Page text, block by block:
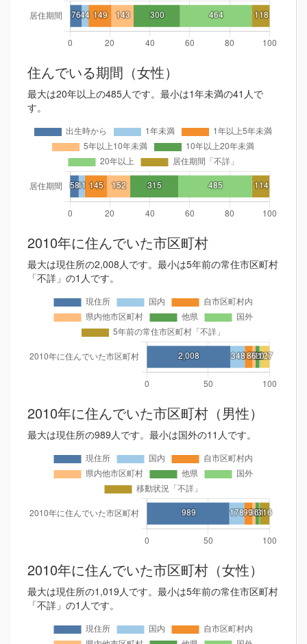
住んでいる期間（女性）
最大は20年以上の485人です。最小は1年未満の41人で
す。
2010年に住んでいた市区町村
最大は現住所の2,008人です。最小は5年前の常住市区町村
「不詳」の1人です。
2010年に住んでいた市区町村（男性）
最大は現住所の989人です。最小は国外の11人です。
2010年に住んでいた市区町村（女性）
最大は現住所の1,019人です。最小は5年前の常住市区町村
「不詳」の1人です。